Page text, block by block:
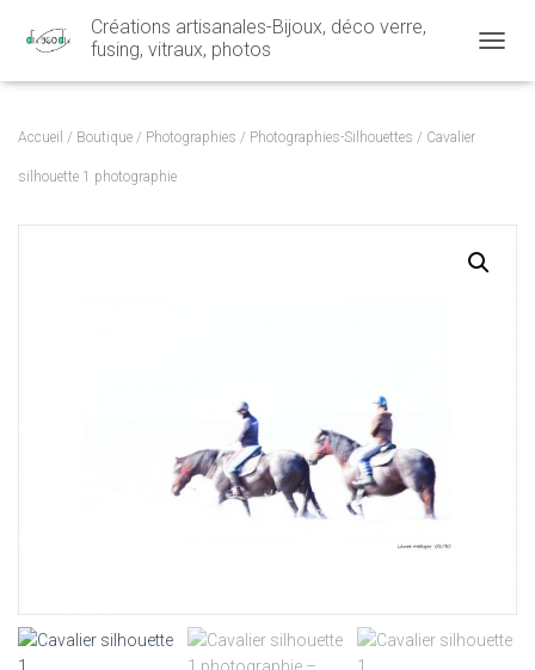
Créations artisanales-Bijoux, déco verre,
fusing, vitraux, photos
Accueil / Boutique / Photographies / Photographies-Silhouettes / Cavalier
silhouette 1 photographie